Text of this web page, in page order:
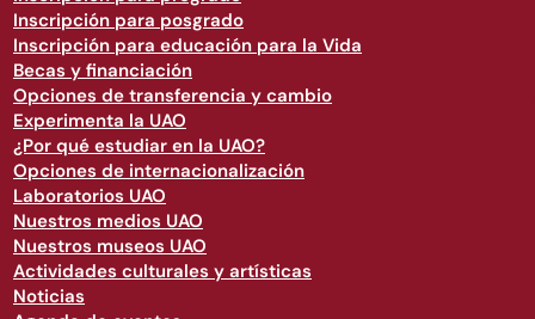
Inscripción para posgrado
Inscripción para educación para la Vida
Becas y financiación
Opciones de transferencia y cambio
Experimenta la UAO
¿Por qué estudiar en la UAO?
Opciones de internacionalización
Laboratorios UAO
Nuestros medios UAO
Nuestros museos UAO
Actividades culturales y artísticas
Noticias